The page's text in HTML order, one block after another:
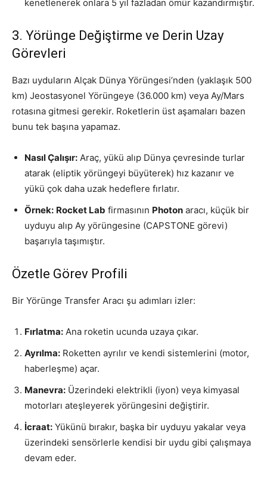
kenetlenerek onlara 5 yıl fazladan ömür kazandırmıştır.
3. Yörünge Değiştirme ve Derin Uzay
Görevleri
Bazı uyduların Alçak Dünya Yörüngesi’nden (yaklaşık 500
km) Jeostasyonel Yörüngeye (36.000 km) veya Ay/Mars
rotasına gitmesi gerekir. Roketlerin üst aşamaları bazen
bunu tek başına yapamaz.
Nasıl Çalışır: Araç, yükü alıp Dünya çevresinde turlar
atarak (eliptik yörüngeyi büyüterek) hız kazanır ve
yükü çok daha uzak hedeflere fırlatır.
Örnek: Rocket Lab firmasının Photon aracı, küçük bir
uyduyu alıp Ay yörüngesine (CAPSTONE görevi)
başarıyla taşımıştır.
Özetle Görev Profili
Bir Yörünge Transfer Aracı şu adımları izler:
Fırlatma: Ana roketin ucunda uzaya çıkar.
Ayrılma: Roketten ayrılır ve kendi sistemlerini (motor,
haberleşme) açar.
Manevra: Üzerindeki elektrikli (iyon) veya kimyasal
motorları ateşleyerek yörüngesini değiştirir.
İcraat: Yükünü bırakır, başka bir uyduyu yakalar veya
üzerindeki sensörlerle kendisi bir uydu gibi çalışmaya
devam eder.